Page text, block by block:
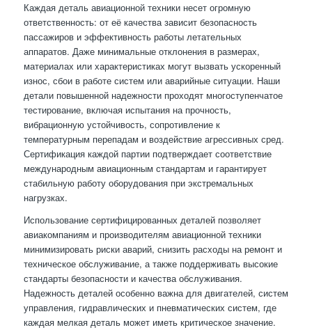
Каждая деталь авиационной техники несет огромную
ответственность: от её качества зависит безопасность
пассажиров и эффективность работы летательных
аппаратов. Даже минимальные отклонения в размерах,
материалах или характеристиках могут вызвать ускоренный
износ, сбои в работе систем или аварийные ситуации. Наши
детали повышенной надежности проходят многоступенчатое
тестирование, включая испытания на прочность,
вибрационную устойчивость, сопротивление к
температурным перепадам и воздействие агрессивных сред.
Сертификация каждой партии подтверждает соответствие
международным авиационным стандартам и гарантирует
стабильную работу оборудования при экстремальных
нагрузках.
Использование сертифицированных деталей позволяет
авиакомпаниям и производителям авиационной техники
минимизировать риски аварий, снизить расходы на ремонт и
техническое обслуживание, а также поддерживать высокие
стандарты безопасности и качества обслуживания.
Надежность деталей особенно важна для двигателей, систем
управления, гидравлических и пневматических систем, где
каждая мелкая деталь может иметь критическое значение.